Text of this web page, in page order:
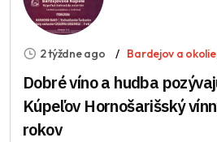
2 týždne ago Bardejov a okolie
Dobré víno a hudba
Kúpeľov Hornošarišský
rokov